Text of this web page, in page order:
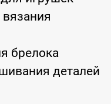
брелока
деталей